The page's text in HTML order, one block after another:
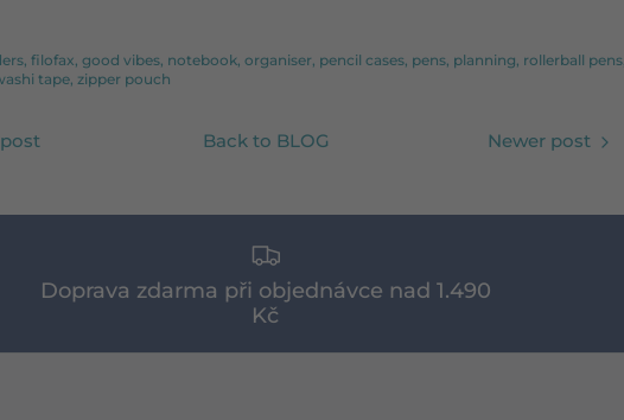
filofax good vibes notebook organiser pencil cases pens planning rollerball pens
tape zipper pouch
Back to BLOG Newer post
Doprava zdarma při objednávce nad 1.490
Kč